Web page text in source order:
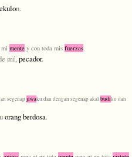
n.
mente y con toda mis fuerzas.
mí,pecador.
segenapjiwaku dan dengan segenap akal budiku dan
orangberdosa.